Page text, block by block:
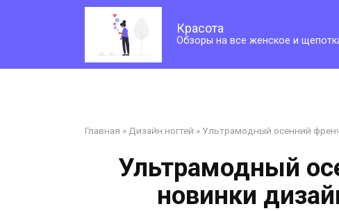
Красота
Обзоры на все женское и
Главная » Дизайн ногтей » Ультрамодный осенний
Ультрамодный
новинки